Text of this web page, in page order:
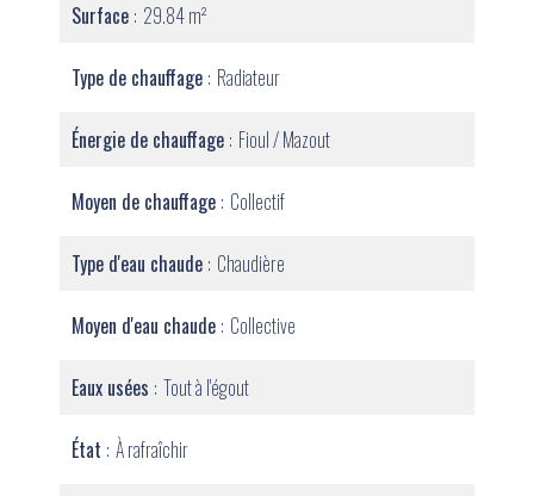
Surface 29.84 m²
Type de chauffage Radiateur
Énergie de chauffage Fioul / Mazout
Moyen de chauffage Collectif
Type d'eau chaude Chaudière
Moyen d'eau chaude Collective
Eaux usées Tout à l'égout
État À rafraîchir